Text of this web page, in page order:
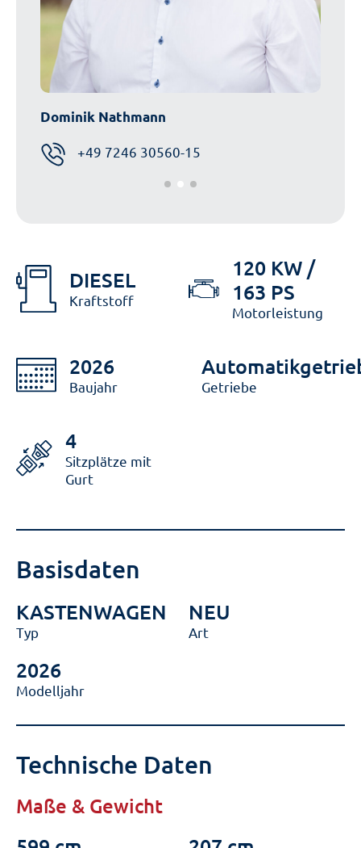
DIESEL
Kraftstoff
120 KW /
163 PS
Motorleistung
2026
Baujahr Getriebe
4
Sitzplätze mit
Gurt
Basisdaten
KASTENWAGEN
Typ
NEU
Art
2026
Modelljahr
Technische Daten
Maße & Gewicht
Dominik Nathmann
+49 7246 30560-15